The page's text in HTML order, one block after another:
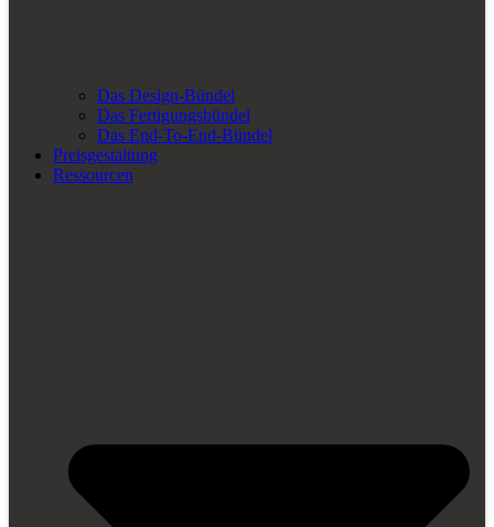
Das Design-Bündel
Das Fertigungsbündel
Das End-To-End-Bündel
Preisgestaltung
Ressourcen